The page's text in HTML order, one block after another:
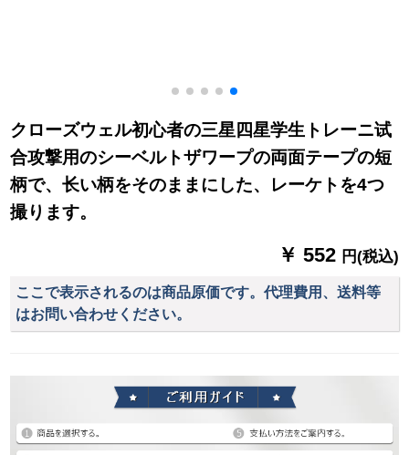
クローズウェル初心者の三星四星学生トレーニ试
合攻撃用のシーベルトザワープの両面テープの短
柄で、长い柄をそのままにした、レーケトを4つ
撮ります。
￥ 552 円(税込)
ここで表示されるのは商品原価です。代理費用、送料等
はお問い合わせください。